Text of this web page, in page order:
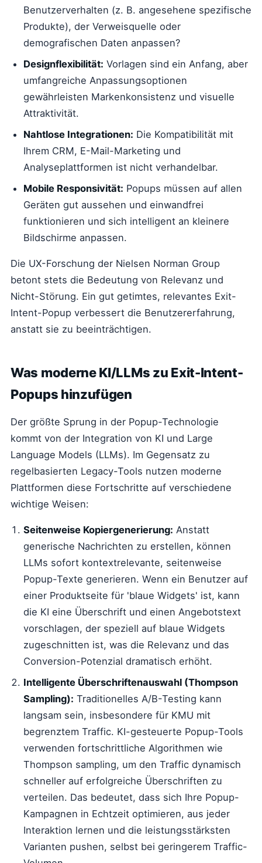
Benutzerverhalten (z. B. angesehene spezifische
Produkte), der Verweisquelle oder
demografischen Daten anpassen?
Designflexibilität: Vorlagen sind ein Anfang, aber
umfangreiche Anpassungsoptionen
gewährleisten Markenkonsistenz und visuelle
Attraktivität.
Nahtlose Integrationen: Die Kompatibilität mit
Ihrem CRM, E-Mail-Marketing und
Analyseplattformen ist nicht verhandelbar.
Mobile Responsivität: Popups müssen auf allen
Geräten gut aussehen und einwandfrei
funktionieren und sich intelligent an kleinere
Bildschirme anpassen.
Die UX-Forschung der Nielsen Norman Group
betont stets die Bedeutung von Relevanz und
Nicht-Störung. Ein gut getimtes, relevantes Exit-
Intent-Popup verbessert die Benutzererfahrung,
anstatt sie zu beeinträchtigen.
Was moderne KI/LLMs zu Exit-Intent-
Popups hinzufügen
Der größte Sprung in der Popup-Technologie
kommt von der Integration von KI und Large
Language Models (LLMs). Im Gegensatz zu
regelbasierten Legacy-Tools nutzen moderne
Plattformen diese Fortschritte auf verschiedene
wichtige Weisen:
Seitenweise Kopiergenerierung: Anstatt
generische Nachrichten zu erstellen, können
LLMs sofort kontextrelevante, seitenweise
Popup-Texte generieren. Wenn ein Benutzer auf
einer Produktseite für 'blaue Widgets' ist, kann
die KI eine Überschrift und einen Angebotstext
vorschlagen, der speziell auf blaue Widgets
zugeschnitten ist, was die Relevanz und das
Conversion-Potenzial dramatisch erhöht.
Intelligente Überschriftenauswahl (Thompson
Sampling): Traditionelles A/B-Testing kann
langsam sein, insbesondere für KMU mit
begrenztem Traffic. KI-gesteuerte Popup-Tools
verwenden fortschrittliche Algorithmen wie
Thompson sampling, um den Traffic dynamisch
schneller auf erfolgreiche Überschriften zu
verteilen. Das bedeutet, dass sich Ihre Popup-
Kampagnen in Echtzeit optimieren, aus jeder
Interaktion lernen und die leistungsstärksten
Varianten pushen, selbst bei geringerem Traffic-